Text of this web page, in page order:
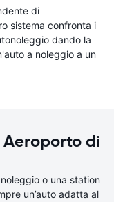
di
sistema confronta i
dando la
a noleggio a un
di
o una station
un’auto adatta al